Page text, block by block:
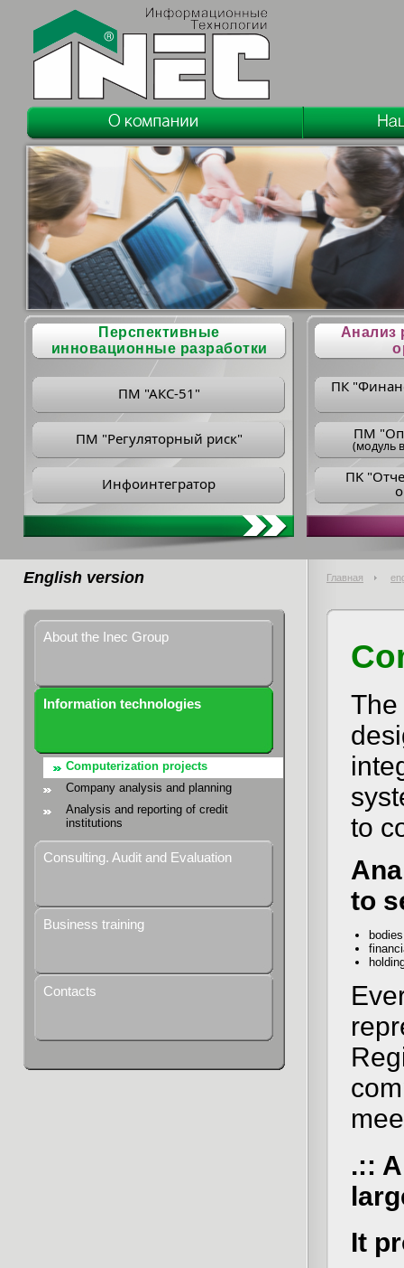
Перспективные
инновационные разработки
ПМ "АКС-51"
ПМ "Регуляторный риск"
Инфоинтегратор
Анализ
ПК
ПM
(модуль
ПK
English version Главная
About the Inec Group
Information technologies
Computerization projects
Company analysis and planning
Analysis and reporting of credit
institutions
Consulting. Audit and Evaluation
Business training
Contacts
The
to
to
.::
It